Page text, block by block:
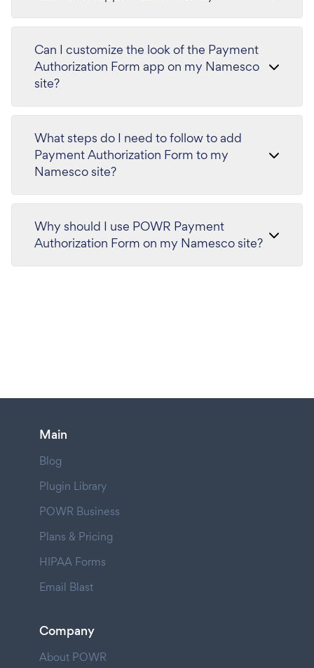
Can I customize the look of the Payment
Authorization Form app on my Namesco
site?
What steps do I need to follow to add
Payment Authorization Form to my
Namesco site?
Why should I use POWR Payment
Authorization Form on my Namesco site?
Main
Blog
Plugin Library
POWR Business
Plans & Pricing
HIPAA Forms
Email Blast
Company
About POWR